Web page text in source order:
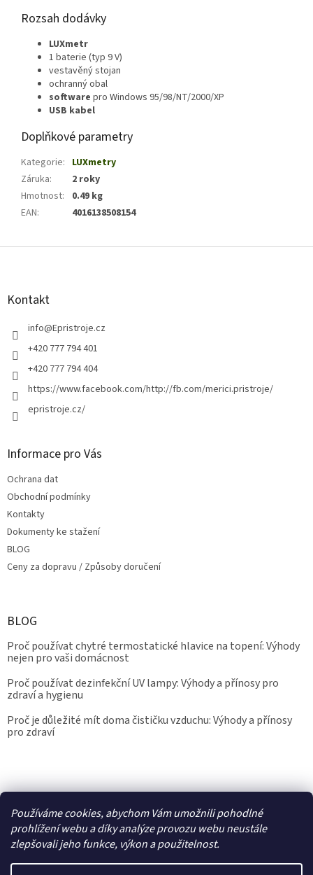
Používáme cookies, abychom Vám umožnili pohodlné
prohlížení webu a díky analýze provozu webu neustále
zlepšovali jeho funkce, výkon a použitelnost.
Rozsah dodávky
LUXmetr
1 baterie (typ 9 V)
vestavěný stojan
ochranný obal
software pro Windows 95/98/NT/2000/XP
USB kabel
Doplňkové parametry
Kategorie: LUXmetry
Záruka:
2 roky
Hmotnost:
0.49 kg
EAN: 4016138508154
Z
Kontakt
info@Epristroje.cz
+420 777 794 401
+420 777 794 404
https://www.facebook.com/http://fb.com/merici.pristroje/
epristroje.cz/
Informace pro Vás
Ochrana dat
Obchodní podmínky
Kontakty
Dokumenty ke stažení
BLOG
Ceny za dopravu / Způsoby doručení
BLOG
Proč používat chytré termostatické hlavice na topení: Výhody
nejen pro vaši domácnost
Proč používat dezinfekční UV lampy: Výhody a přínosy pro
zdraví a hygienu
Proč je důležité mít doma čističku vzduchu: Výhody a přínosy
pro zdraví
Vytvořil Shoptet